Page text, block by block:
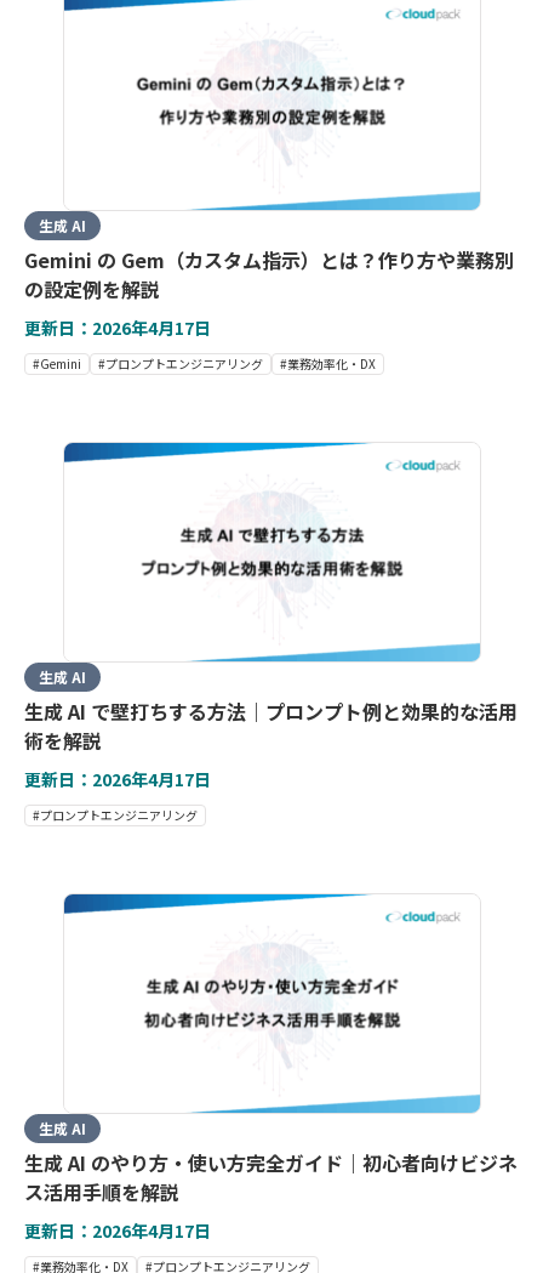
生成 AI
Gemini の Gem（カスタム指示）とは？作り方や業務別
の設定例を解説
更新日：2026年4月17日
#Gemini #プロンプトエンジニアリング #業務効率化・DX
生成 AI
生成 AI で壁打ちする方法｜プロンプト例と効果的な活用
術を解説
更新日：2026年4月17日
#プロンプトエンジニアリング
生成 AI
生成 AI のやり方・使い方完全ガイド｜初心者向けビジネ
ス活用手順を解説
更新日：2026年4月17日
#業務効率化・DX #プロンプトエンジニアリング